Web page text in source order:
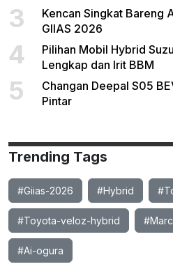
3
Kencan Singkat Bareng
GIIAS 2026
4
Pilihan Mobil Hybrid
Lengkap dan Irit BBM
5
Changan Deepal S05
Pintar
Trending Tags
#Giias-2026 #Hybrid
#Toyota-veloz-hybrid
#Ai-ogura